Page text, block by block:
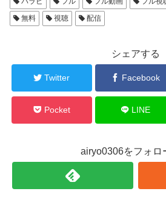
無料
視聴 配信
シェアする
Twitter Facebook
Pocket LINE
airyo0306をフォロ